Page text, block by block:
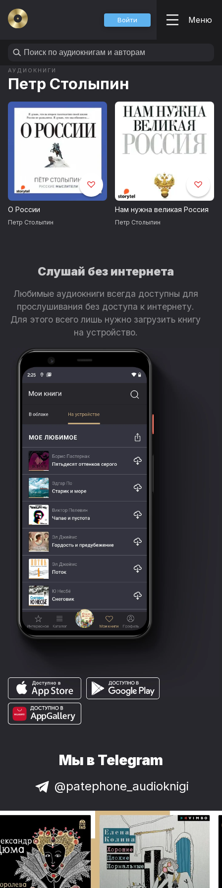
Войти Меню
АУДИОКНИГИ
Петр Столыпин
О России
Петр Столыпин
Нам нужна великая Россия
Петр Столыпин
Слушай без интернета
Любимые аудиокниги всегда доступны для
прослушивания без доступа к интернету.
Для этого всего лишь нужно загрузить книгу
на устройство.
Мы в Telegram
@patephone_audioknigi